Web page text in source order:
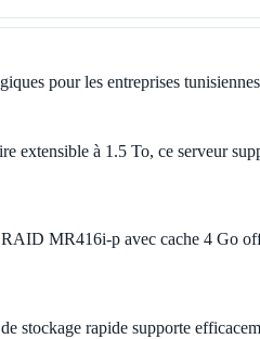
pour les entreprises
extensible à 1.5 To, ce serveur
MR416i-p avec cache 4 Go
stockage rapide supporte